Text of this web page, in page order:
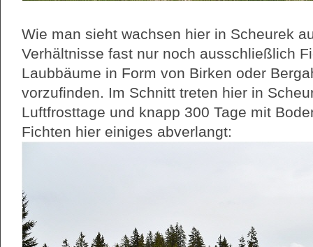
Wie man sieht wachsen hier in Scheurek
Verhältnisse fast nur noch ausschließlich
Laubbäume in Form von Birken oder
vorzufinden. Im Schnitt treten hier in
Luftfrosttage und knapp 300 Tage mit
Fichten hier einiges abverlangt: